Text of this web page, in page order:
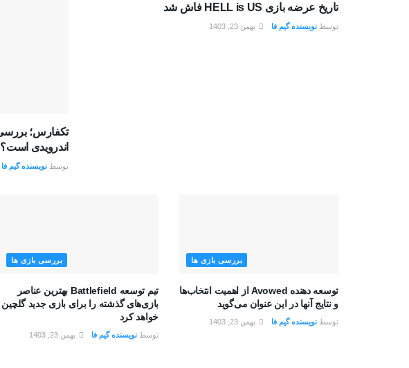
تاریخ عرضه بازی HELL is US فاش شد
توسط نویسنده گیم فا بهمن 23, 1403
اندرویدی است؟
توسط نویسنده گیم فا
بررسی بازی ها
توسعه دهنده Avowed از اهمیت انتخاب‌ها
و نتایج آنها در این عنوان می‌گوید
توسط نویسنده گیم فا بهمن 23, 1403
بررسی بازی ها
تیم توسعه Battlefield بهترین عناصر
بازی‌های گذشته را برای بازی جدید گلچین
خواهد کرد
توسط نویسنده گیم فا بهمن 23, 1403